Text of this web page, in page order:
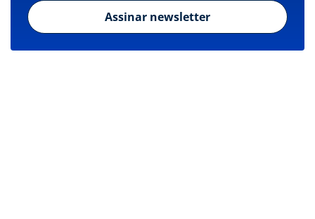
Assinar newsletter